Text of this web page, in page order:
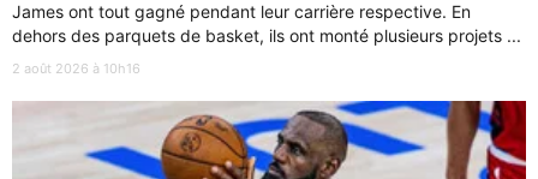
James ont tout gagné pendant leur carrière respective. En
dehors des parquets de basket, ils ont monté plusieurs projets ...
2 août 2026 à 10h16